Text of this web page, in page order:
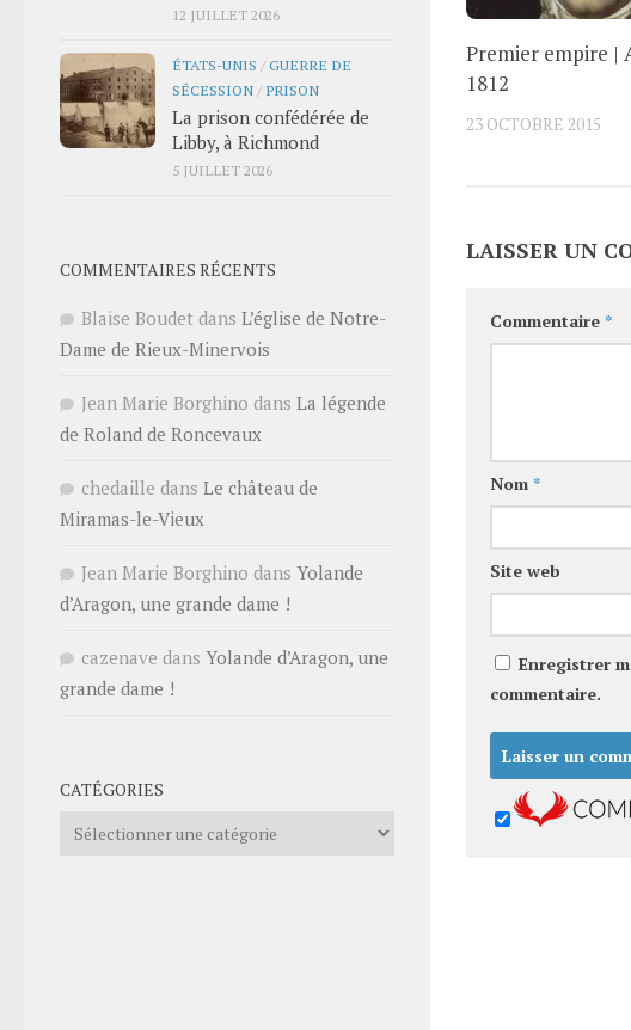
Premier empire |
1812
23 OCTOBRE 2015
LAISSER UN
Commentaire *
Nom *
Site web
Enregistrer
commentaire.
12 JUILLET 2026
ÉTATS-UNIS /GUERRE DE
SÉCESSION / PRISON
La prison confédérée de
Libby, à Richmond
5 JUILLET 2026
COMMENTAIRES RÉCENTS
Blaise Boudet dans L’église de Notre-
Dame de Rieux-Minervois
Jean Marie Borghino dans La légende
de Roland de Roncevaux
chedaille dans Le château de
Miramas-le-Vieux
Jean Marie Borghino dans Yolande
d’Aragon, une grande dame !
cazenave dans Yolande d’Aragon, une
grande dame !
CATÉGORIES
Catégories